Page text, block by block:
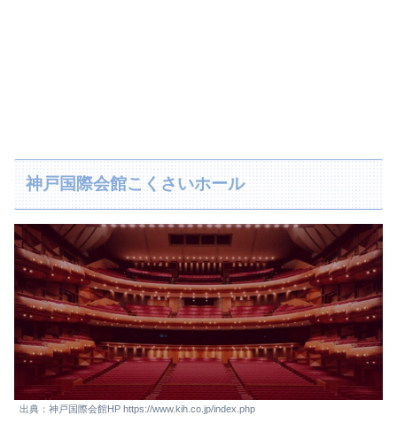
神戸国際会館こくさいホール
出典：神戸国際会館HP https://www.kih.co.jp/index.php